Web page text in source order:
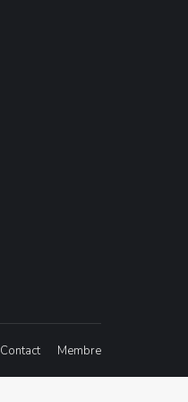
Contact Membre